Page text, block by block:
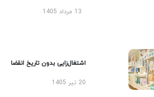
13 مرداد 1405
اشتغال‌زایی بدون تاریخ انقضا
20 تیر 1405